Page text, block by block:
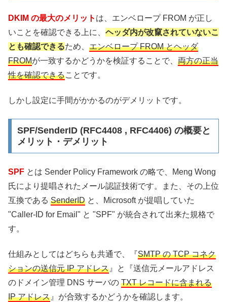
DKIM の最大のメリット は、エンベロープ FROM が正し
いことを確認できる上に、 ヘッダ内が改竄されていないこ
とも確認できるため、 エンベロープ FROM とヘッダ
FROMが一致するかどうかを検証することで、 両方の正当
性を確認できることです。
しかし設定に手間がかかるのがデメリットです。
SPF/SenderID (RFC4408 , RFC4406) の概要と
メリット・デメリット
SPF とは Sender Policy Framework の略で、Meng Wong
氏により提唱されたメール認証技術です。また、その上位
互換である SenderID と、Microsoft が提唱していた
"Caller-ID for Email" と "SPF" が統合されて出来た規格で
す。
仕組みとしてはどちらも共通で、『SMTP の TCP コネク
ションの送信元 IP アドレス 』と『送信元メールアドレス
のドメイン管理 DNS サーバの TXT レコードに含まれる
IP アドレス 』が合致するかどうかを確認します。